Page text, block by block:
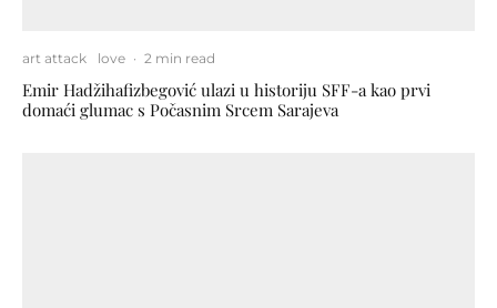
art attack love · 2 min read
Emir Hadžihafizbegović ulazi u historiju SFF-a kao prvi
domaći glumac s Počasnim Srcem Sarajeva